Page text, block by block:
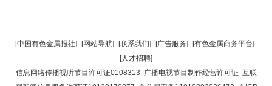
返回顶部
返回首页
[中国有色金属报社]- [网站导航]- [联系我们]- [广告服务]- [有色金属商务平台]-
[人才招聘]
信息网络传播视听节目许可证0108313 广播电视节目制作经营许可证 互联